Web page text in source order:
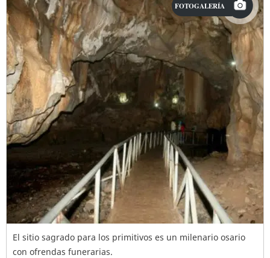
FOTOGALERÍA
El sitio sagrado para los primitivos es un milenario osario
con ofrendas funerarias.